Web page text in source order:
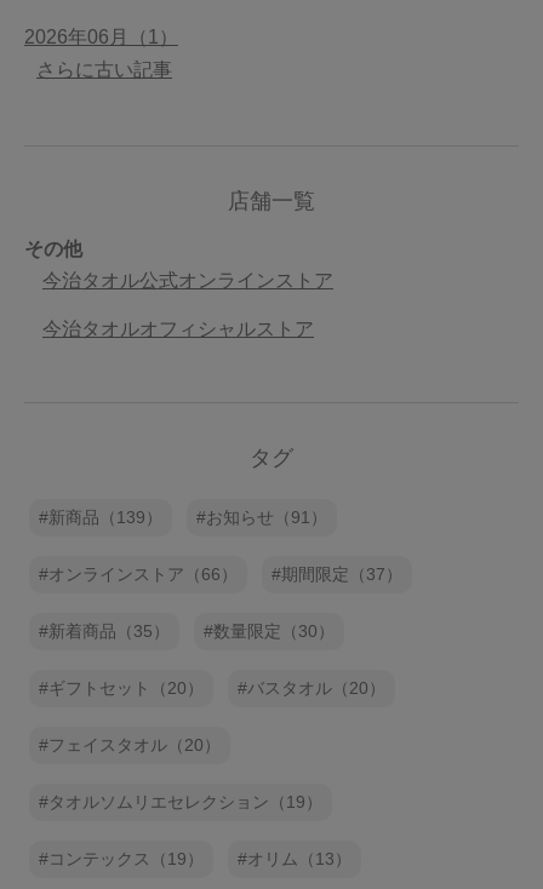
2026年06月（1）
さらに古い記事
店舗一覧
その他
今治タオル公式オンラインストア
今治タオルオフィシャルストア
タグ
新商品（139） お知らせ（91）
オンラインストア（66） 期間限定（37）
新着商品（35） 数量限定（30）
ギフトセット（20） バスタオル（20）
フェイスタオル（20）
タオルソムリエセレクション（19）
コンテックス（19） オリム（13）